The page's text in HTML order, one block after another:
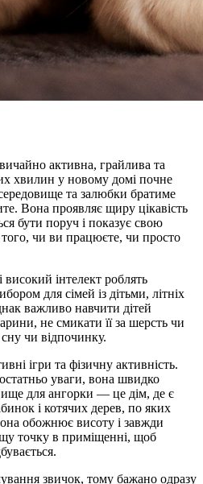
активна, грайлива та
хвилин у новому домі почне
та залюбки братиме
Вона проявляє щиру цікавість
бути поруч і показує свою
чи ви працюєте, чи просто
високий інтелект роблять
для сімей із дітьми, літніх
важливо навчити дітей
не смикати її за шерсть чи
сну чи відпочинку.
ігри та фізичну активність.
уваги, вона швидко
для ангорки — це дім, де є
і котячих дерев, по яких
обожнює висоту і завжди
точку в приміщенні, щоб
звичок, тому бажано одразу